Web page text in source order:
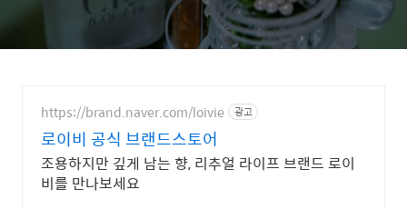
https://brand.naver.com/loivie 광고
로이비 공식 브랜드스토어
조용하지만 깊게 남는 향, 리추얼 라이프 브랜드 로이
비를 만나보세요